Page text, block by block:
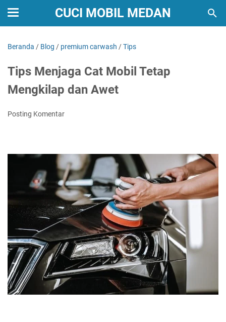
CUCI MOBIL MEDAN
Beranda / Blog / premium carwash /Tips
Tips Menjaga Cat Mobil Tetap
Mengkilap dan Awet
Posting Komentar